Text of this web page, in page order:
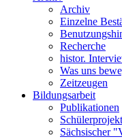
Archiv
Einzelne
Recherche
histor.
Was uns
Zeitzeugen
Bildungsarbeit
Publikationen
Sächsischer